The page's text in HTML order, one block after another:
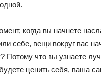
когда вы начнете
себе, вещи вокруг вас
Потому что вы узнаете
ценить себя, ваша